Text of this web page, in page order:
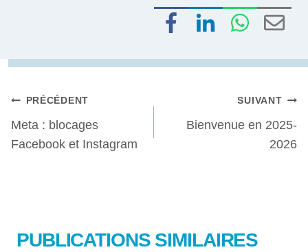
NAVIGATION
DE
PRÉCÉDENT
Meta : blocages
Facebook et Instagram
SUIVANT
Bienvenue en 2025-
2026
PUBLICATIONS SIMILAIRES